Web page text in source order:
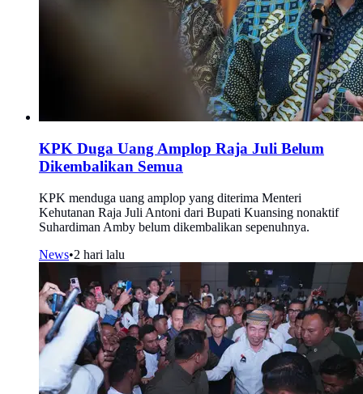
KPK Duga Uang Amplop Raja Juli Belum
Dikembalikan Semua
KPK menduga uang amplop yang diterima Menteri
Kehutanan Raja Juli Antoni dari Bupati Kuansing nonaktif
Suhardiman Amby belum dikembalikan sepenuhnya.
News•2 hari lalu